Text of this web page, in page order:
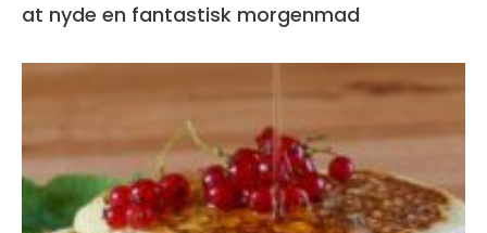
at nyde en fantastisk morgenmad